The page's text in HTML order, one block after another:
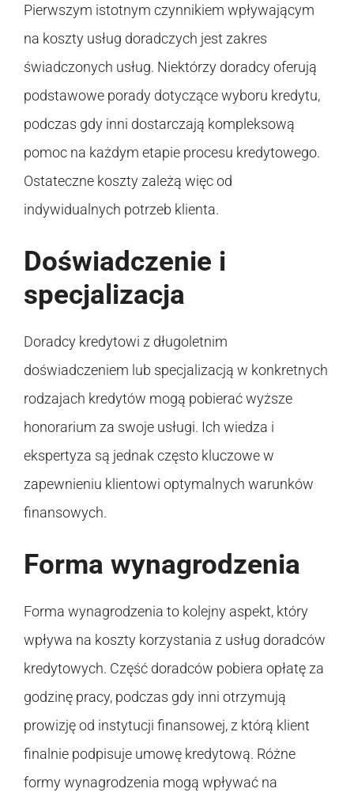
Pierwszym istotnym czynnikiem wpływającym
na koszty usług doradczych jest zakres
świadczonych usług. Niektórzy doradcy oferują
podstawowe porady dotyczące wyboru kredytu,
podczas gdy inni dostarczają kompleksową
pomoc na każdym etapie procesu kredytowego.
Ostateczne koszty zależą więc od
indywidualnych potrzeb klienta.
Doświadczenie i
specjalizacja
Doradcy kredytowi z długoletnim
doświadczeniem lub specjalizacją w konkretnych
rodzajach kredytów mogą pobierać wyższe
honorarium za swoje usługi. Ich wiedza i
ekspertyza są jednak często kluczowe w
zapewnieniu klientowi optymalnych warunków
finansowych.
Forma wynagrodzenia
Forma wynagrodzenia to kolejny aspekt, który
wpływa na koszty korzystania z usług doradców
kredytowych. Część doradców pobiera opłatę za
godzinę pracy, podczas gdy inni otrzymują
prowizję od instytucji finansowej, z którą klient
finalnie podpisuje umowę kredytową. Różne
formy wynagrodzenia mogą wpływać na